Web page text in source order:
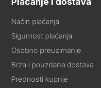
Način plaćanja
Sigurnost plaćanja
Osobno preuzimanje
Brza i pouzdana dostava
Prednosti kupnje